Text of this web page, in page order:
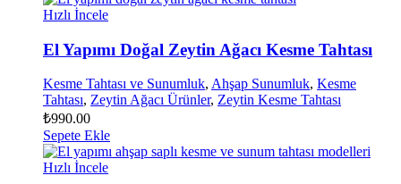
Hızlı İncele
El Yapımı Doğal Zeytin Ağacı Kesme Tahtası
Kesme Tahtası ve Sunumluk, Ahşap Sunumluk, Kesme
Tahtası, Zeytin Ağacı Ürünler, Zeytin Kesme Tahtası
₺990.00
Sepete Ekle
Hızlı İncele